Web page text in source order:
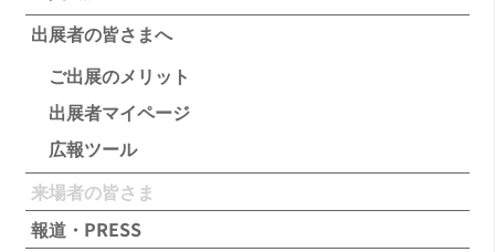
出展者の皆さまへ
ご出展のメリット
出展者マイページ
広報ツール
来場者の皆さま
報道・PRESS